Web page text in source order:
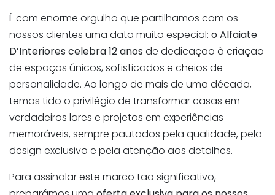
É com enorme orgulho que partilhamos com os
nossos clientes uma data muito especial: o Alfaiate
D’Interiores celebra 12 anos de dedicação à criação
de espaços únicos, sofisticados e cheios de
personalidade. Ao longo de mais de uma década,
temos tido o privilégio de transformar casas em
verdadeiros lares e projetos em experiências
memoráveis, sempre pautados pela qualidade, pelo
design exclusivo e pela atenção aos detalhes.
Para assinalar este marco tão significativo,